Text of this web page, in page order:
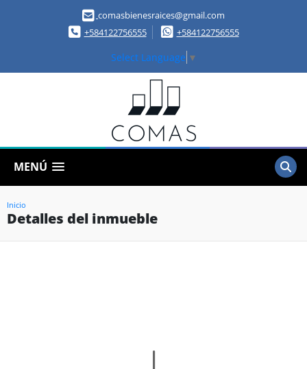
comasbienesraices@gmail.com
+584122756555
+584122756555
Select Language ▼
MENÚ
Inicio
Detalles del inmueble